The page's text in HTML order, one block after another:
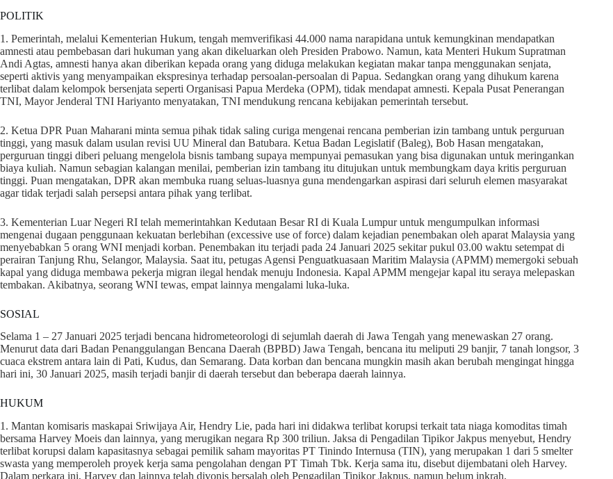
POLITIK
1. Pemerintah, melalui Kementerian Hukum, tengah memverifikasi 44.000 nama narapidana untuk kemungkinan mendapatkan
amnesti atau pembebasan dari hukuman yang akan dikeluarkan oleh Presiden Prabowo. Namun, kata Menteri Hukum Supratman
Andi Agtas, amnesti hanya akan diberikan kepada orang yang diduga melakukan kegiatan makar tanpa menggunakan senjata,
seperti aktivis yang menyampaikan ekspresinya terhadap persoalan-persoalan di Papua. Sedangkan orang yang dihukum karena
terlibat dalam kelompok bersenjata seperti Organisasi Papua Merdeka (OPM), tidak mendapat amnesti. Kepala Pusat Penerangan
TNI, Mayor Jenderal TNI Hariyanto menyatakan, TNI mendukung rencana kebijakan pemerintah tersebut.
2. Ketua DPR Puan Maharani minta semua pihak tidak saling curiga mengenai rencana pemberian izin tambang untuk perguruan
tinggi, yang masuk dalam usulan revisi UU Mineral dan Batubara. Ketua Badan Legislatif (Baleg), Bob Hasan mengatakan,
perguruan tinggi diberi peluang mengelola bisnis tambang supaya mempunyai pemasukan yang bisa digunakan untuk meringankan
biaya kuliah. Namun sebagian kalangan menilai, pemberian izin tambang itu ditujukan untuk membungkam daya kritis perguruan
tinggi. Puan mengatakan, DPR akan membuka ruang seluas-luasnya guna mendengarkan aspirasi dari seluruh elemen masyarakat
agar tidak terjadi salah persepsi antara pihak yang terlibat.
3. Kementerian Luar Negeri RI telah memerintahkan Kedutaan Besar RI di Kuala Lumpur untuk mengumpulkan informasi
mengenai dugaan penggunaan kekuatan berlebihan (excessive use of force) dalam kejadian penembakan oleh aparat Malaysia yang
menyebabkan 5 orang WNI menjadi korban. Penembakan itu terjadi pada 24 Januari 2025 sekitar pukul 03.00 waktu setempat di
perairan Tanjung Rhu, Selangor, Malaysia. Saat itu, petugas Agensi Penguatkuasaan Maritim Malaysia (APMM) memergoki sebuah
kapal yang diduga membawa pekerja migran ilegal hendak menuju Indonesia. Kapal APMM mengejar kapal itu seraya melepaskan
tembakan. Akibatnya, seorang WNI tewas, empat lainnya mengalami luka-luka.
SOSIAL
Selama 1 – 27 Januari 2025 terjadi bencana hidrometeorologi di sejumlah daerah di Jawa Tengah yang menewaskan 27 orang.
Menurut data dari Badan Penanggulangan Bencana Daerah (BPBD) Jawa Tengah, bencana itu meliputi 29 banjir, 7 tanah longsor, 3
cuaca ekstrem antara lain di Pati, Kudus, dan Semarang. Data korban dan bencana mungkin masih akan berubah mengingat hingga
hari ini, 30 Januari 2025, masih terjadi banjir di daerah tersebut dan beberapa daerah lainnya.
HUKUM
1. Mantan komisaris maskapai Sriwijaya Air, Hendry Lie, pada hari ini didakwa terlibat korupsi terkait tata niaga komoditas timah
bersama Harvey Moeis dan lainnya, yang merugikan negara Rp 300 triliun. Jaksa di Pengadilan Tipikor Jakpus menyebut, Hendry
terlibat korupsi dalam kapasitasnya sebagai pemilik saham mayoritas PT Tinindo Internusa (TIN), yang merupakan 1 dari 5 smelter
swasta yang memperoleh proyek kerja sama pengolahan dengan PT Timah Tbk. Kerja sama itu, disebut dijembatani oleh Harvey.
Dalam perkara ini, Harvey dan lainnya telah divonis bersalah oleh Pengadilan Tipikor Jakpus, namun belum inkrah.